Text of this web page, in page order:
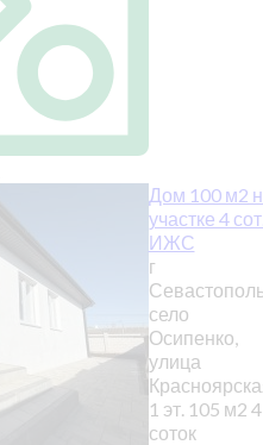
Дом 100 м2
участке 4
ИЖС
г
село
Осипенко,
улица
1 эт. 105 м2 4
соток